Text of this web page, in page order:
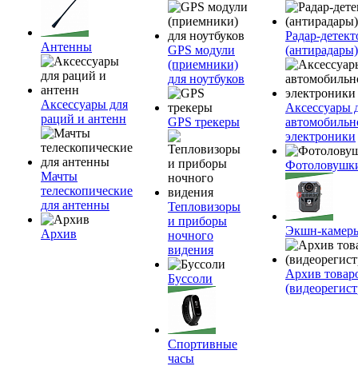
Антенны
Аксессуары для
раций и антенн
Мачты
телескопические
для антенны
Архив
GPS модули
(приемники)
для ноутбуков
GPS трекеры
Тепловизоры
и приборы
ночного
видения
Буссоли
Спортивные
часы
Радар-
(антирадары)
Аксессуары
электроники
Экшн-
Архив